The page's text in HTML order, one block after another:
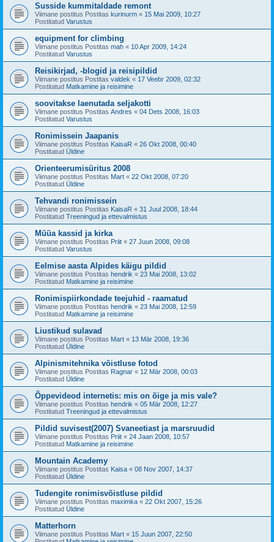
Susside kummitaldade remont
Viimane postitus Postitas kurinurm « 15 Mai 2009, 10:27
Postitatud Varustus
equipment for climbing
Viimane postitus Postitas mah « 10 Apr 2009, 14:24
Postitatud Varustus
Reisikirjad, -blogid ja reisipildid
Viimane postitus Postitas valdek « 17 Veebr 2009, 02:32
Postitatud Matkamine ja reisimine
soovitakse laenutada seljakotti
Viimane postitus Postitas Andres « 04 Dets 2008, 16:03
Postitatud Varustus
Ronimissein Jaapanis
Viimane postitus Postitas KaisaR « 26 Okt 2008, 00:40
Postitatud Üldine
Orienteerumisüritus 2008
Viimane postitus Postitas Mart « 22 Okt 2008, 07:20
Postitatud Üldine
Tehvandi ronimissein
Viimane postitus Postitas KaisaR « 31 Juul 2008, 18:44
Postitatud Treeningud ja ettevalmistus
Müüa kassid ja kirka
Viimane postitus Postitas Priit « 27 Juun 2008, 09:08
Postitatud Varustus
Eelmise aasta Alpides käigu pildid
Viimane postitus Postitas hendrik « 23 Mai 2008, 13:02
Postitatud Matkamine ja reisimine
Ronimispiirkondade teejuhid - raamatud
Viimane postitus Postitas hendrik « 23 Mai 2008, 12:59
Postitatud Matkamine ja reisimine
Liustikud sulavad
Viimane postitus Postitas Mart « 13 Mär 2008, 19:36
Postitatud Üldine
Alpinismitehnika võistluse fotod
Viimane postitus Postitas Ragnar « 12 Mär 2008, 00:03
Postitatud Üldine
Õppevideod internetis: mis on õige ja mis vale?
Viimane postitus Postitas hendrik « 05 Mär 2008, 12:27
Postitatud Treeningud ja ettevalmistus
Pildid suvisest(2007) Svaneetiast ja marsruudid
Viimane postitus Postitas Priit « 24 Jaan 2008, 10:57
Postitatud Matkamine ja reisimine
Mountain Academy
Viimane postitus Postitas Kaisa « 08 Nov 2007, 14:37
Postitatud Üldine
Tudengite ronimisvõistluse pildid
Viimane postitus Postitas maximka « 22 Okt 2007, 15:26
Postitatud Üldine
Matterhorn
Viimane postitus Postitas Mart « 15 Juun 2007, 22:50